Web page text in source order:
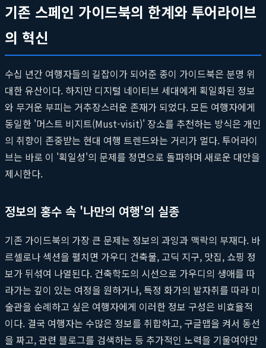
기존 스페인 가이드북의 한계와 투어라이브
의 혁신
수십 년간 여행자들의 길잡이가 되어준 종이 가이드북은 분명 위
대한 유산이다. 하지만 디지털 네이티브 세대에게 획일화된 정보
와 무거운 부피는 거추장스러운 존재가 되었다. 모든 여행자에게
동일한 '머스트 비지트(Must-visit)' 장소를 추천하는 방식은 개인
의 취향이 존중받는 현대 여행 트렌드와는 거리가 멀다. 투어라이
브는 바로 이 '획일성'의 문제를 정면으로 돌파하며 새로운 대안을
제시한다.
정보의 홍수 속 '나만의 여행'의 실종
기존 가이드북의 가장 큰 문제는 정보의 과잉과 맥락의 부재다. 바
르셀로나 섹션을 펼치면 가우디 건축물, 고딕 지구, 맛집, 쇼핑 정
보가 뒤섞여 나열된다. 건축학도의 시선으로 가우디의 생애를 따
라가는 깊이 있는 여정을 원하거나, 특정 화가의 발자취를 따라 미
술관을 순례하고 싶은 여행자에게 이러한 정보 구성은 비효율적
이다. 결국 여행자는 수많은 정보를 취합하고, 구글맵을 켜서 동선
을 짜고, 관련 블로그를 검색하는 등 추가적인 노력을 기울여야만